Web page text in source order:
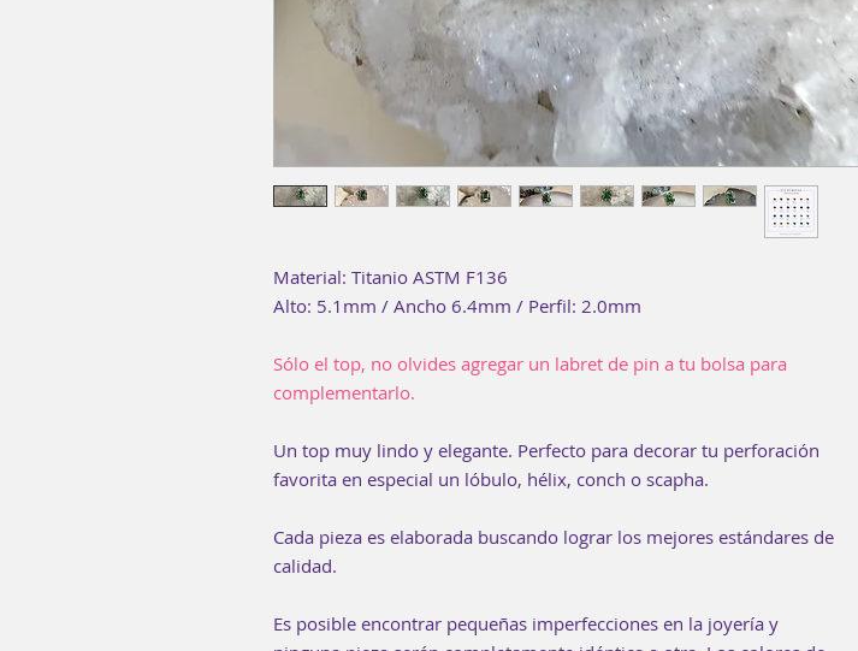
Material: Titanio ASTM F136
Alto: 5.1mm / Ancho 6.4mm / Perfil: 2.0mm
Sólo el top, no olvides agregar un labret de pin a tu bolsa para
complementarlo.
Un top muy lindo y elegante. Perfecto para decorar tu perforación
favorita en especial un lóbulo, hélix, conch o scapha.
Cada pieza es elaborada buscando lograr los mejores estándares de
calidad.
Es posible encontrar pequeñas imperfecciones en la joyería y